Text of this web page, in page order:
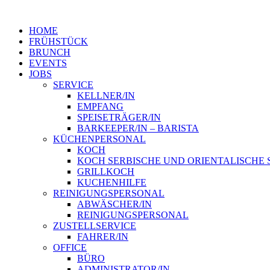
HOME
FRÜHSTÜCK
BRUNCH
EVENTS
JOBS
SERVICE
KELLNER/IN
EMPFANG
SPEISETRÄGER/IN
BARKEEPER/IN – BARISTA
KÜCHENPERSONAL
KOCH
KOCH SERBISCHE UND ORIENTALISCHE
GRILLKOCH
KUCHENHILFE
REINIGUNGSPERSONAL
ABWÄSCHER/IN
REINIGUNGSPERSONAL
ZUSTELLSERVICE
FAHRER/IN
OFFICE
BÜRO